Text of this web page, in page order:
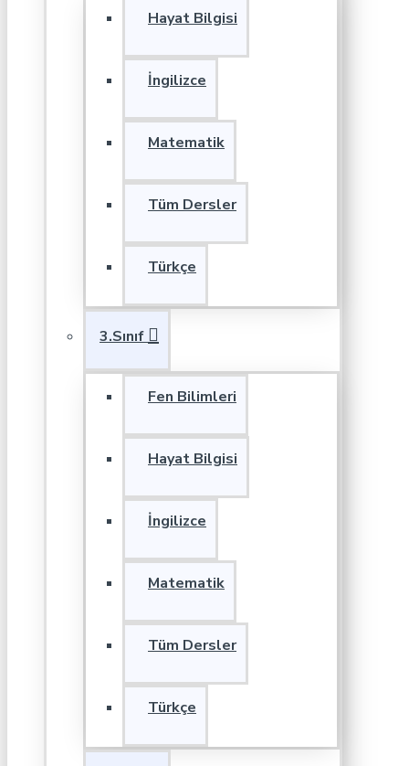
Hayat Bilgisi
İngilizce
Matematik
Tüm Dersler
Türkçe
3.Sınıf
Fen Bilimleri
Hayat Bilgisi
İngilizce
Matematik
Tüm Dersler
Türkçe